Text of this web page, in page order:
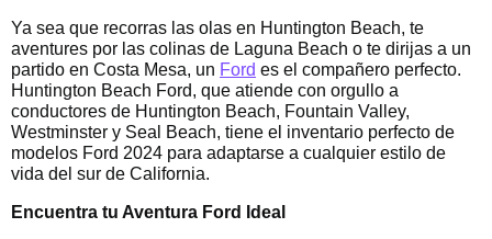
Ya sea que recorras las olas en Huntington Beach, te
aventures por las colinas de Laguna Beach o te dirijas a un
partido en Costa Mesa, un Ford es el compañero perfecto.
Huntington Beach Ford, que atiende con orgullo a
conductores de Huntington Beach, Fountain Valley,
Westminster y Seal Beach, tiene el inventario perfecto de
modelos Ford 2024 para adaptarse a cualquier estilo de
vida del sur de California.
Encuentra tu Aventura Ford Ideal